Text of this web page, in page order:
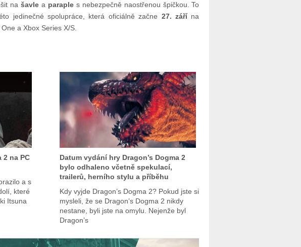
našavle a paraples nebezpečně naostřenou špičkou. To
jedinečné spolupráce, která oficiálně začne 27. zářína
a Xbox Series X/S.
2 na PC
a s
které
Itsuna
Datum vydání hry Dragon’s Dogma 2
bylo odhaleno včetně spekulací,
trailerů, herního stylu a příběhu
Kdy vyjde Dragon’s Dogma 2? Pokud jste si
mysleli, že se Dragon’s Dogma 2 nikdy
nestane, byli jste na omylu. Nejenže byl
Dragon’s